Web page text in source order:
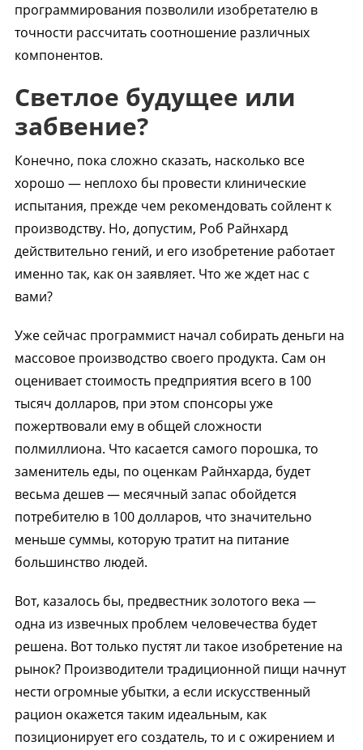
программирования позволили изобретателю в
точности рассчитать соотношение различных
компонентов.
Светлое будущее или
забвение?
Конечно, пока сложно сказать, насколько все
хорошо — неплохо бы провести клинические
испытания, прежде чем рекомендовать сойлент к
производству. Но, допустим, Роб Райнхард
действительно гений, и его изобретение работает
именно так, как он заявляет. Что же ждет нас с
вами?
Уже сейчас программист начал собирать деньги на
массовое производство своего продукта. Сам он
оценивает стоимость предприятия всего в 100
тысяч долларов, при этом спонсоры уже
пожертвовали ему в общей сложности
полмиллиона. Что касается самого порошка, то
заменитель еды, по оценкам Райнхарда, будет
весьма дешев — месячный запас обойдется
потребителю в 100 долларов, что значительно
меньше суммы, которую тратит на питание
большинство людей.
Вот, казалось бы, предвестник золотого века —
одна из извечных проблем человечества будет
решена. Вот только пустят ли такое изобретение на
рынок? Производители традиционной пищи начнут
нести огромные убытки, а если искусственный
рацион окажется таким идеальным, как
позиционирует его создатель, то и с ожирением и